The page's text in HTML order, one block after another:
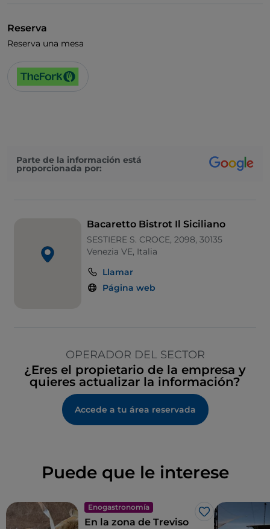
Reserva
Reserva una mesa
Parte de la información está
proporcionada por:
Bacaretto Bistrot Il Siciliano
SESTIERE S. CROCE, 2098, 30135
Venezia VE, Italia
Llamar
Página web
OPERADOR DEL SECTOR
¿Eres el propietario de la empresa y
quieres actualizar la información?
Accede a tu área reservada
Puede que le interese
Enogastronomía
Me gusta
En la zona de Treviso